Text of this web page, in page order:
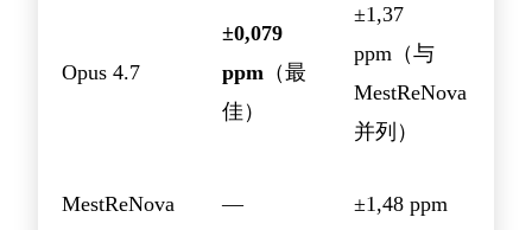
Opus 4.7
±0,079
ppm （最
佳）
±1,37
ppm（与
MestReNova
并列）
MestReNova — ±1,48 ppm